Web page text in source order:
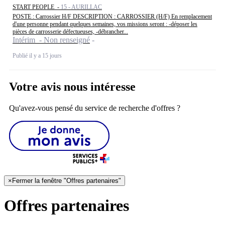
START PEOPLE - 15 - AURILLAC
POSTE : Carrossier H/F DESCRIPTION : CARROSSIER (H/F) En remplacement
d'une personne pendant quelques semaines, vos missions seront : -déposer les
pièces de carrosserie défectueuses, -débrancher...
Intérim - Non renseigné
Publié il y a 15 jours
Votre avis nous intéresse
Qu'avez-vous pensé du service de recherche d'offres ?
×Fermer la fenêtre "Offres partenaires"
Offres partenaires